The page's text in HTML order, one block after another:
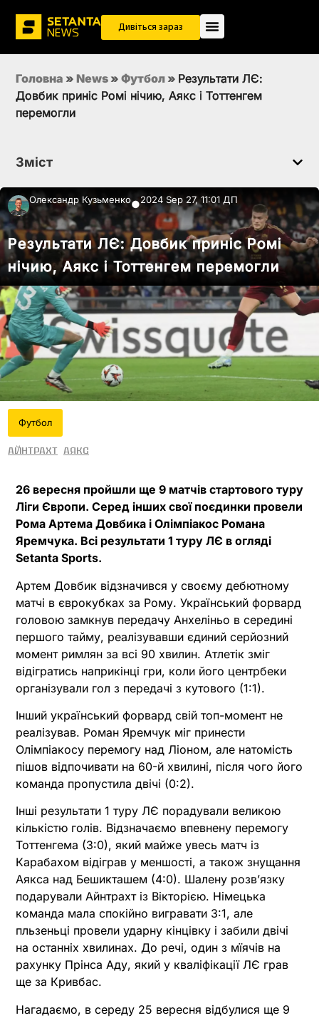
Дивіться зараз
Головна » News » Футбол » Результати ЛЄ:
Довбик приніс Ромі нічию, Аякс і Тоттенгем
перемогли
Зміст
Олександр Кузьменко●2024 Sep 27, 11:01 ДП
Результати ЛЄ: Довбик приніс Ромі
нічию, Аякс і Тоттенгем перемогли
Футбол
Айнтрахт Аякс
26 вересня пройшли ще 9 матчів стартового туру
Ліги Європи. Серед інших свої поєдинки провели
Рома Артема Довбика і Олімпіакос Романа
Яремчука. Всі результати 1 туру ЛЄ в огляді
Setanta Sports.
Артем Довбик відзначився у своєму дебютному
матчі в єврокубках за Рому. Український форвард
головою замкнув передачу Анхеліньо в середині
першого тайму, реалізувавши єдиний серйозний
момент римлян за всі 90 хвилин. Атлетік зміг
відігратись наприкінці гри, коли його центрбеки
організували гол з передачі з кутового (1:1).
Інший український форвард свій топ-момент не
реалізував. Роман Яремчук міг принести
Олімпіакосу перемогу над Ліоном, але натомість
пішов відпочивати на 60-й хвилині, після чого його
команда пропустила двічі (0:2).
Інші результати 1 туру ЛЄ порадували великою
кількістю голів. Відзначаємо впевнену перемогу
Тоттенгема (3:0), який майже увесь матч із
Карабахом відіграв у меншості, а також знущання
Аякса над Бешикташем (4:0). Шалену розвʼязку
подарували Айнтрахт із Вікторією. Німецька
команда мала спокійно вигравати 3:1, але
пльзеньці провели ударну кінцівку і забили двічі
на останніх хвилинах. До речі, один з мїячів на
рахунку Прінса Аду, який у кваліфікації ЛЄ грав
ще за Кривбас.
Нагадаємо, в середу 25 вересня відбулися ще 9